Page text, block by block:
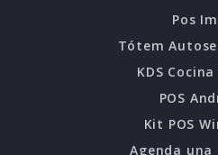
Pos
Tótem
KDS
POS
Kit POS
Agenda una